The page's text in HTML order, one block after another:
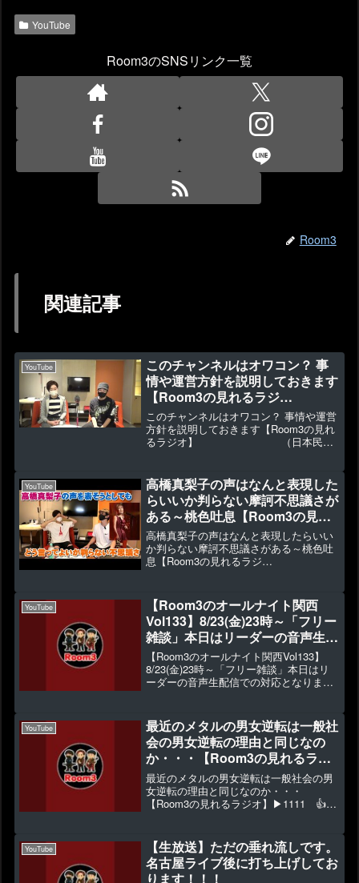
YouTube
Room3のSNSリンク一覧
Room3
関連記事
YouTube
このチャンネルはオワコン？ 事
情や運営方針を説明しておきます
【Room3の見れるラジ
オ】 （日本民間
放送連盟 放送コンテンツ適正流
通推進連絡会）
このチャンネルはオワコン？ 事情や運営
方針を説明しておきます【Room3の見れ
るラジオ】 （日本民間
たので、同じことを思ってる視聴者さん
も居るかな？...
YouTube
高橋真梨子の声はなんと表現した
らいいか判らない摩訶不思議さが
ある～桃色吐息【Room3の見れ
るラジオ】 （ご
めんね 五番街のマリーへ for
you…）
高橋真梨子の声はなんと表現したらいい
か判らない摩訶不思議さがある～桃色吐
息【Room3の見れるラジ
どういっていいか頭がグルグルしてたの
ですが、これと言...
YouTube
【Room3のオールナイト関西
Vol133】8/23(金)23時～「フリー
雑談」本日はリーダーの音声生配
信での対応となります！生放送で
すので皆様のコメント読んでいき
ます！
【Room3のオールナイト関西Vol133】
8/23(金)23時～「フリー雑談」本日はリ
ーダーの音声生配信での対応となりま
ナイト関西Vol133】8/23(金)2...
YouTube
最近のメタルの男女逆転は一般社
会の男女逆転の理由と同じなの
か・・・【Room3の見れるラジ
オ】
最近のメタルの男女逆転は一般社会の男
女逆転の理由と同じなのか・・・
【Room3の見れるラジオ】▶1111 👍43
ない様にご購入くださいm(__)m🖋視聴者
投稿...
YouTube
【生放送】ただの垂れ流しです。
名古屋ライブ後に打ち上げしてお
ります！！！